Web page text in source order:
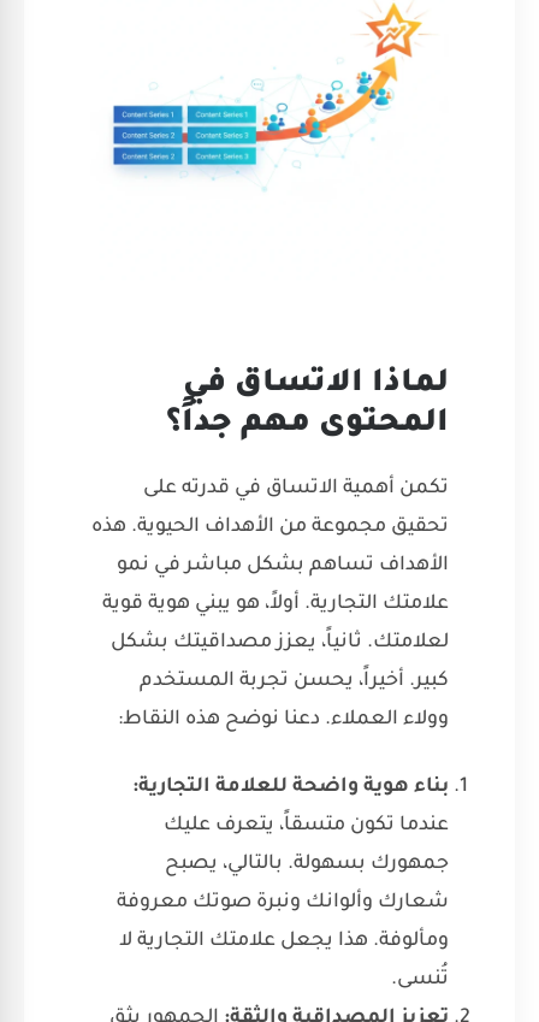
لماذا الاتساق في
المحتوى مهم جداً؟
تكمن أهمية الاتساق في قدرته على
تحقيق مجموعة من الأهداف الحيوية. هذه
الأهداف تساهم بشكل مباشر في نمو
علامتك التجارية. أولاً، هو يبني هوية قوية
لعلامتك. ثانياً، يعزز مصداقيتك بشكل
كبير. أخيراً، يحسن تجربة المستخدم
وولاء العملاء. دعنا نوضح هذه النقاط:
بناء هوية واضحة للعلامة التجارية:
عندما تكون متسقاً، يتعرف عليك
جمهورك بسهولة. بالتالي، يصبح
شعارك وألوانك ونبرة صوتك معروفة
ومألوفة. هذا يجعل علامتك التجارية لا
تُنسى.